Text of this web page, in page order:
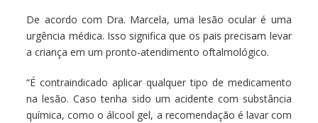
De acordo com Dra. Marcela, uma lesão ocular é uma
urgência médica. Isso significa que os pais precisam levar
a criança em um pronto-atendimento oftalmológico.
“É contraindicado aplicar qualquer tipo de medicamento
na lesão. Caso tenha sido um acidente com substância
química, como o álcool gel, a recomendação é lavar com